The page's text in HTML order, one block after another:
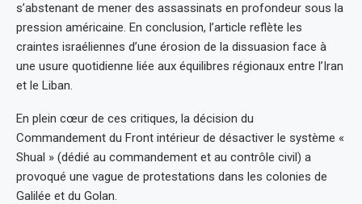
s’abstenant de mener des assassinats en profondeur sous la
pression américaine. En conclusion, l’article reflète les
craintes israéliennes d’une érosion de la dissuasion face à
une usure quotidienne liée aux équilibres régionaux entre l’Iran
et le Liban.
En plein cœur de ces critiques, la décision du
Commandement du Front intérieur de désactiver le système «
Shual » (dédié au commandement et au contrôle civil) a
provoqué une vague de protestations dans les colonies de
Galilée et du Golan.